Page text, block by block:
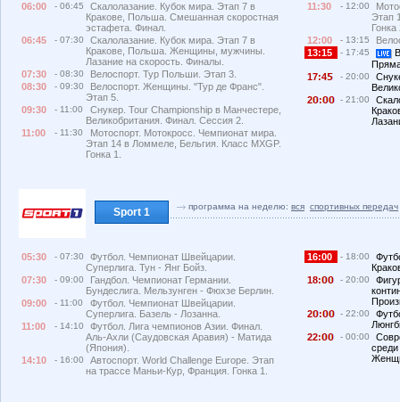
06:00 - 06:45
Скалолазание. Кубок мира. Этап 7 в
Кракове, Польша. Смешанная скоростная
эстафета. Финал.
06:45
- 07:30
Скалолазание. Кубок мира. Этап 7 в
Кракове, Польша. Женщины, мужчины.
Лазание на скорость. Финалы.
07:30
- 08:30
Велоспорт. Тур Польши. Этап 3.
08:30
- 09:30
Велоспорт. Женщины. "Тур де Франс".
Этап 5.
09:30
- 11:00
Снукер. Tour Championship в Манчестере,
Великобритания. Финал. Сессия 2.
11:00
- 11:30
Мотоспорт. Мотокросс. Чемпионат мира.
Этап 14 в Ломмеле, Бельгия. Класс MXGP.
Гонка 1.
11:30 - 12:00
Этап
Гонка
12:00
- 13:15
13:15
- 17:45
17:4
- 20:00
2
: - 21:00
Sport 1 программа на неделю: вся спортивных передач
05:30 - 07:30
Футбол. Чемпионат Швейцарии.
Суперлига. Тун - Янг Бойз.
07:30
- 09:00
Гандбол. Чемпионат Германии.
Бундеслига. Мельзунген - Фюхзе Берлин.
09:00
- 11:00
Футбол. Чемпионат Швейцарии.
Суперлига. Базель - Лозанна.
11:00
- 14:10
Футбол. Лига чемпионов Азии. Финал.
Аль-Ахли (Саудовская Аравия) - Матида
(Япония).
14:10
- 16:00
Автоспорт. World Challenge Europe. Этап
на трассе Маньи-Кур, Франция. Гонка 1.
16:00 - 18:00
18:
- 20:00
2
: - 22:00
22:
- 00:00